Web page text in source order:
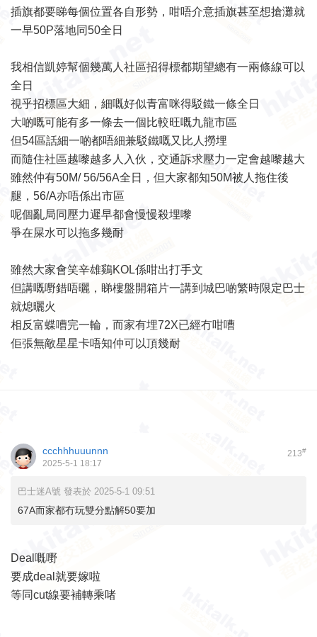
插旗都要睇每個位置各自形勢，咁唔介意插旗甚至想搶灘就
一早50P落地同50全日
我相信凱婷幫個幾萬人社區招得標都期望總有一兩條線可以
全日
視乎招標區大細，細嘅好似青富咪得駁鐵一條全日
大啲嘅可能有多一條去一個比較旺嘅九龍市區
但54區話細一啲都唔細兼駁鐵嘅又比人撈埋
而隨住社區越嚟越多人入伙，交通訴求壓力一定會越嚟越大
雖然仲有50M/ 56/56A全日，但大家都知50M被人拖住後
腿，56/A亦唔係出市區
呢個亂局同壓力遲早都會慢慢殺埋嚟
爭在屎水可以拖多幾耐
雖然大家會笑辛雄鷄KOL係咁出打手文
但講嘅嘢錯唔曬，睇樓盤開箱片一講到城巴啲繁時限定巴士
就熄曬火
相反富蝶嘈完一輪，而家有埋72X已經冇咁嘈
佢張無敵星星卡唔知仲可以頂幾耐
213#
ccchhhuuunnn
2025-5-1 18:17
巴士迷A號 發表於 2025-5-1 09:51
67A而家都冇玩雙分點解50要加
Deal嘅嘢
要成deal就要嫁啦
等同cut線要補轉乘啫